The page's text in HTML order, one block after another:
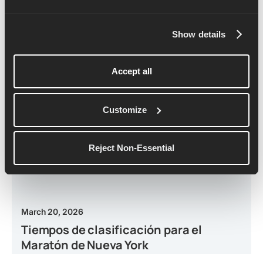
Show details
Accept all
Customize
Reject Non-Essential
March 20, 2026
Tiempos de clasificación para el
Maratón de Nueva York